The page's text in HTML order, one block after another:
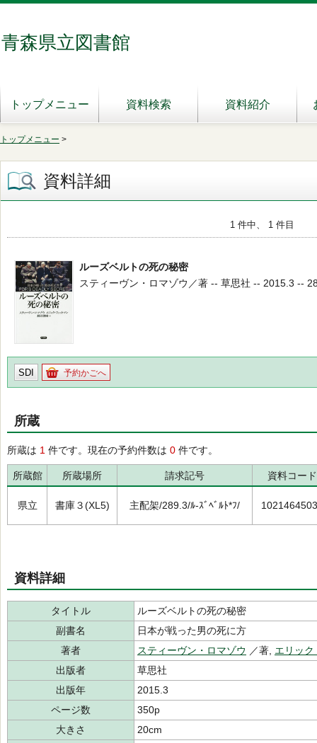
青森県立図書館
トップメニュー 資料検索 資料紹介
トップメニュー >
資料詳細
1 件中、 1 件目
ルーズベルトの死の秘密
スティーヴン・ロマゾウ／著 -- 草思社 -- 2015.3 --
SDI 予約かごへ
所蔵
所蔵は 1 件です。現在の予約件数は 0 件です。
所蔵館 所蔵場所 請求記号 資料コード
県立 書庫３(XL5) 主配架/289.3/ﾙ-ｽﾞﾍﾞﾙﾄ*ﾌ/
資料詳細
タイトル
ルーズベルトの死の秘密
副書名
日本が戦った男の死に方
著者
スティーヴン・ロマゾウ ／著, エリッ
出版者
草思社
出版年
2015.3
ページ数
350p
大きさ
20cm